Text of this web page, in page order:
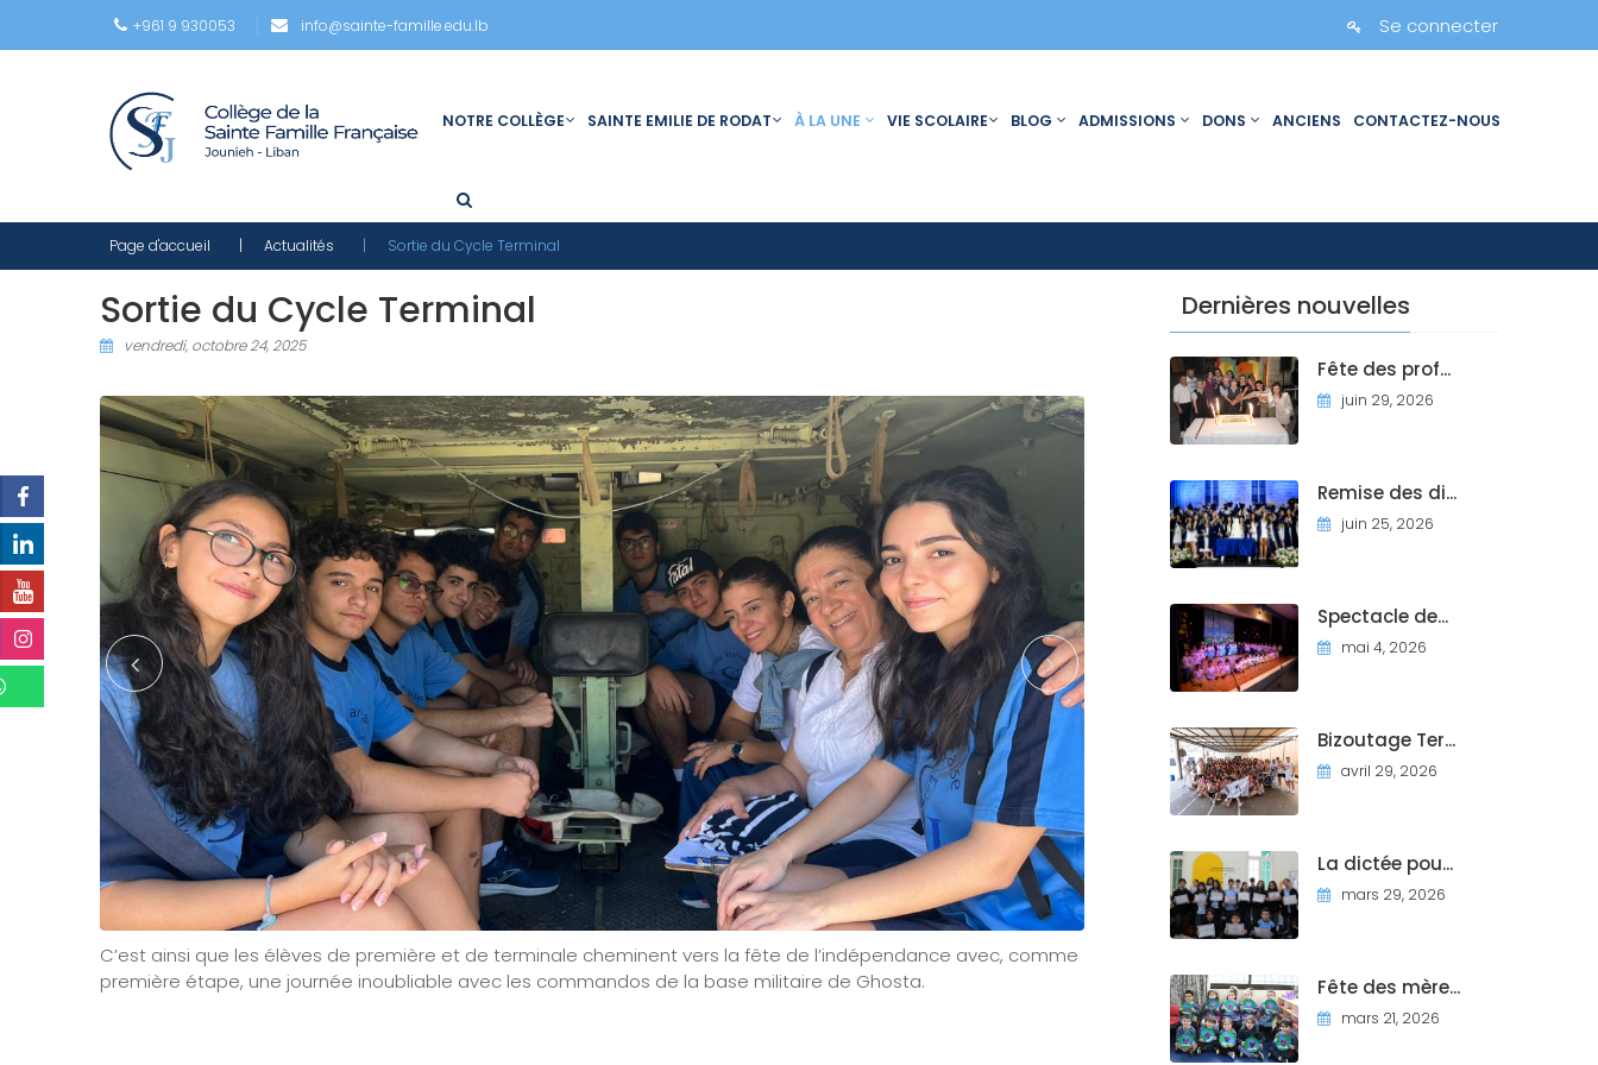
+961 9 930053 info@sainte-famille.edu.lb Se connecter
NOTRE COLLÈGE SAINTE EMILIE DE RODAT À LA UNE VIE SCOLAIRE BLOG ADMISSIONS DONS ANCIENS CONTACTEZ-NOUS
Page d'accueil | Actualités | Sortie du Cycle Terminal
Sortie du Cycle Terminal
vendredi, octobre 24, 2025
C’est ainsi que les élèves de première et de terminale cheminent vers la fête de l’indépendance avec, comme
première étape, une journée inoubliable avec les commandos de la base militaire de Ghosta.
Dernières nouvelles
Fête des prof...
juin 29, 2026
Remise des di...
juin 25, 2026
Spectacle de...
mai 4, 2026
Bizoutage Ter...
avril 29, 2026
La dictée pou...
mars 29, 2026
Fête des mère...
mars 21, 2026